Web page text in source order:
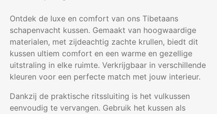
Ontdek de luxe en comfort van ons Tibetaans
schapenvacht kussen. Gemaakt van hoogwaardige
materialen, met zijdeachtig zachte krullen, biedt dit
kussen ultiem comfort en een warme en gezellige
uitstraling in elke ruimte. Verkrijgbaar in verschillende
kleuren voor een perfecte match met jouw interieur.
Dankzij de praktische ritssluiting is het vulkussen
eenvoudig te vervangen. Gebruik het kussen als